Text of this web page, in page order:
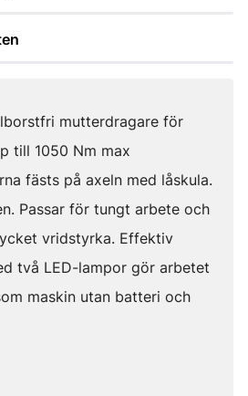
mutterdragare för
till 1050 Nm max
fästs på axeln med låskula.
Passar för tungt arbete och
vridstyrka. Effektiv
två LED-lampor gör arbetet
maskin utan batteri och